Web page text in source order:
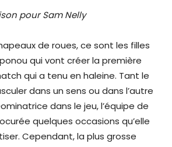
pour Sam Nelly
de roues, ce sont les filles
qui vont créer la première
qui a tenu en haleine. Tant le
dans un sens ou dans l’autre
dans le jeu, l’équipe de
quelques occasions qu’elle
Cependant, la plus grosse